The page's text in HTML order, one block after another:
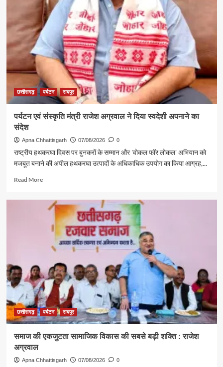
छत्तीसगढ़
पर्यटन
की
दमदार
दस्तक
छत्तीसगढ़ पर्यटन रायपुर
पर्यटन एवं संस्कृति मंत्री राजेश अग्रवाल ने दिया स्वदेशी अपनाने का
संदेश
Apna Chhattisgarh 07/08/2026 0
राष्ट्रीय हथकरघा दिवस पर बुनकरों के सम्मान और 'वोकल फॉर लोकल' अभियान को
मजबूत बनाने की अपील हथकरघा उत्पादों के अधिकाधिक उपयोग का किया आग्रह,...
Read MoreRead
पर्यटन
संस्कृति
राजेश
अग्रवाल
दिया
स्वदेशी
अपनाने
का
संदेश
छत्तीसगढ़ पर्यटन रायपुर
समाज की एकजुटता सामाजिक विकास की सबसे बड़ी शक्ति : राजेश
अग्रवाल
Apna Chhattisgarh 07/08/2026 0